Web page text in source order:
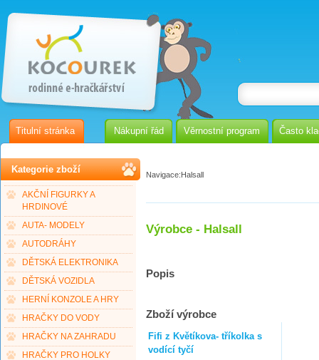
Titulní stránka Nákupní řád Věrnostní program Často
Kategorie zboží
AKČNÍ FIGURKY A
HRDINOVÉ
AUTA- MODELY
AUTODRÁHY
DĚTSKÁ ELEKTRONIKA
DĚTSKÁ VOZIDLA
HERNÍ KONZOLE A HRY
HRAČKY DO VODY
HRAČKY NA ZAHRADU
HRAČKY PRO HOLKY
Navigace:Halsall
Výrobce - Halsall
Popis
Zboží výrobce
Fifi z Květíkova- tříkolka s
vodící tyčí